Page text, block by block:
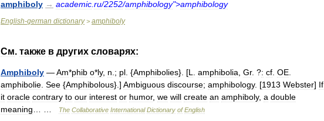
amphiboly → academic ru/2252/amphibology">amphibology
English-german dictionary> amphiboly
См. также в других словарях:
Amphiboly —Am*phib o*ly, n .; pl . {Amphibolies}. [L amphibolia Gr. ?: cf OE
amphibolie See {Amphibolous}.] Ambiguous discourse; amphibology. [1913 Webster] If
it oracle contrary to our interest or humor, we will create an amphiboly, a double
meaning
The Collaborative International Dictionary of English